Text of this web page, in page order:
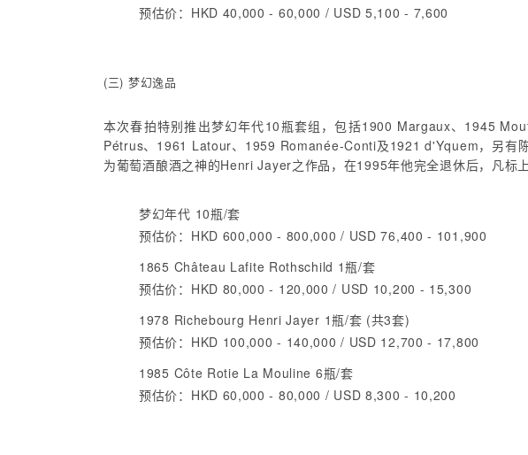
预估价：HKD 40,000 - 60,000 / USD 5,100 - 7,600
(三) 梦幻逸品
本次春拍特别推出梦幻年代10瓶套组，包括1900 Margaux、1945
Pétrus、1961 Latour、1959 Romanée-Conti及1921 d'Yquem，另有
为葡萄酒酿酒之神的Henri Jayer之作品，在1995年他完全退休后，凡标
梦幻年代 10瓶/套
预估价：HKD 600,000 - 800,000 / USD 76,400 - 101,900
1865 Château Lafite Rothschild 1瓶/套
预估价：HKD 80,000 - 120,000 / USD 10,200 - 15,300
1978 Richebourg Henri Jayer 1瓶/套 (共3套)
预估价：HKD 100,000 - 140,000 / USD 12,700 - 17,800
1985 Côte Rotie La Mouline 6瓶/套
预估价：HKD 60,000 - 80,000 / USD 8,300 - 10,200